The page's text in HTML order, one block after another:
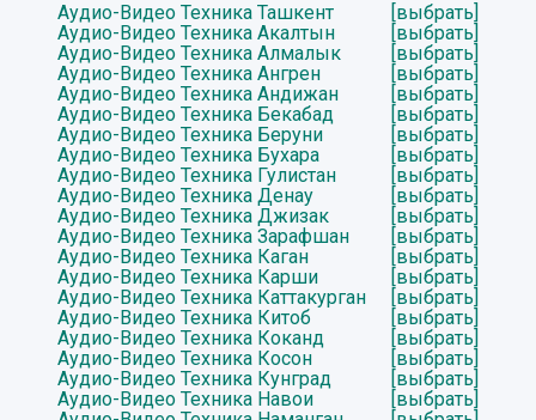
Аудио-Видео Техника Ташкент
[выбрать]
Аудио-Видео Техника Акалтын
[выбрать]
Аудио-Видео Техника Алмалык
[выбрать]
Аудио-Видео Техника Ангрен
[выбрать]
Аудио-Видео Техника Андижан
[выбрать]
Аудио-Видео Техника Бекабад
[выбрать]
Аудио-Видео Техника Беруни
[выбрать]
Аудио-Видео Техника Бухара
[выбрать]
Аудио-Видео Техника Гулистан
[выбрать]
Аудио-Видео Техника Денау
[выбрать]
Аудио-Видео Техника Джизак
[выбрать]
Аудио-Видео Техника Зарафшан
[выбрать]
Аудио-Видео Техника Каган
[выбрать]
Аудио-Видео Техника Карши
[выбрать]
Аудио-Видео Техника Каттакурган
[выбрать]
Аудио-Видео Техника Китоб
[выбрать]
Аудио-Видео Техника Коканд
[выбрать]
Аудио-Видео Техника Косон
[выбрать]
Аудио-Видео Техника Кунград
[выбрать]
Аудио-Видео Техника Навои
[выбрать]